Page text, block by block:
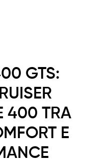
GTS:
400 TRA
E